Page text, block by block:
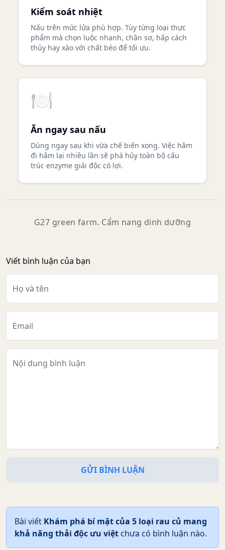
Kiểm soát nhiệt
Nấu trên mức lửa phù hợp. Tùy từng loại thực
phẩm mà chọn luộc nhanh, chần sơ, hấp cách
thủy hay xào với chất béo để tối ưu.
🍽️
Ăn ngay sau nấu
Dùng ngay sau khi vừa chế biến xong. Việc hâm
đi hâm lại nhiều lần sẽ phá hủy toàn bộ cấu
trúc enzyme giải độc có lợi.
G27 green farm. Cẩm nang dinh dưỡng
Viết bình luận của bạn
Họ và tên
Email
Nội dung bình luận
GỬI BÌNH LUẬN
Bài viết Khám phá bí mật của 5 loại rau củ mang
khả năng thải độc ưu việt chưa có bình luận nào.